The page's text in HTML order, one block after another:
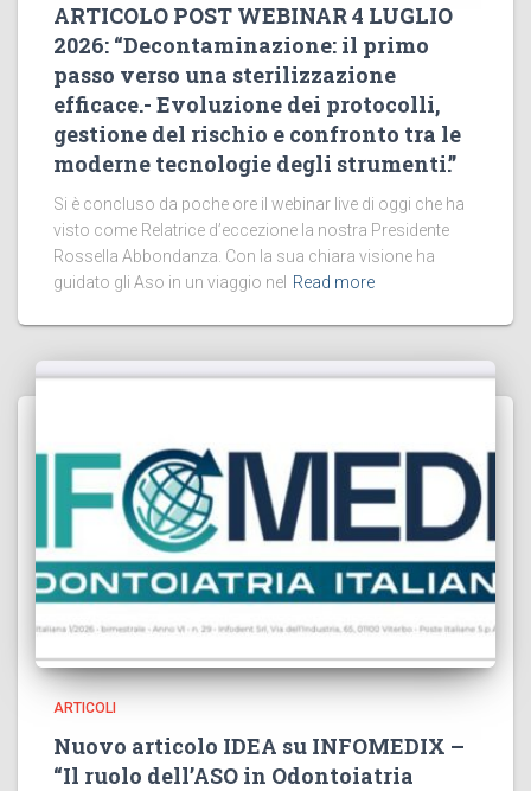
ARTICOLO POST WEBINAR 4 LUGLIO
2026: “Decontaminazione: il primo
passo verso una sterilizzazione
efficace.- Evoluzione dei protocolli,
gestione del rischio e confronto tra le
moderne tecnologie degli strumenti.”
Si è concluso da poche ore il webinar live di oggi che ha
visto come Relatrice d’eccezione la nostra Presidente
Rossella Abbondanza. Con la sua chiara visione ha
guidato gli Aso in un viaggio nel Read more
ARTICOLI
Nuovo articolo IDEA su INFOMEDIX –
“Il ruolo dell’ASO in Odontoiatria